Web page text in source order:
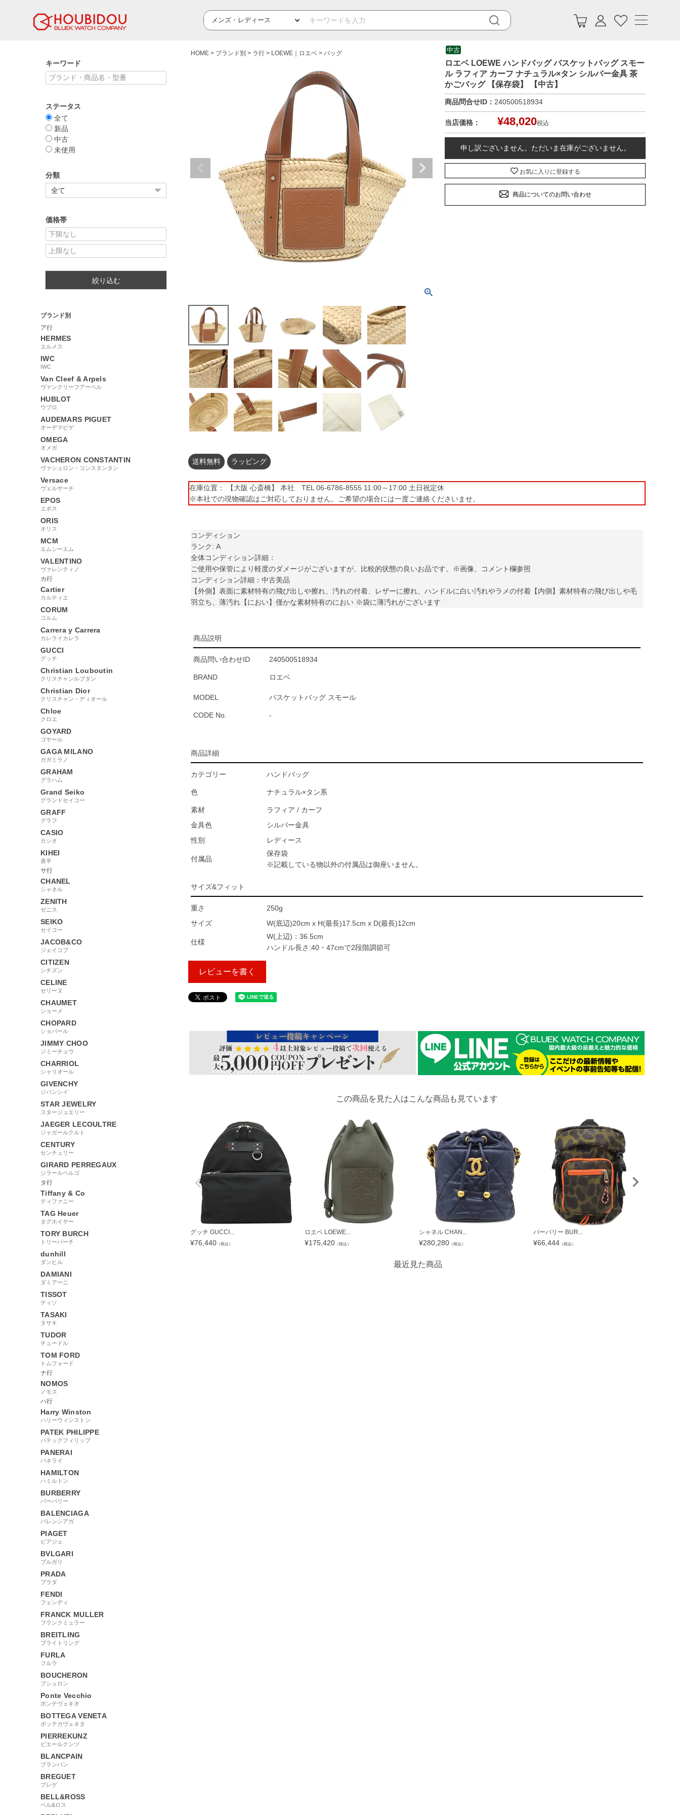
キーワード
ステータス
全て
新品
中古
未使用
分類
価格帯
絞り込む
ブランド別
ア行
HERMES
エルメス
IWC
IWC
Van Cleef & Arpels
ヴァンクリーフアーペル
HUBLOT
ウブロ
AUDEMARS PIGUET
オーデマピゲ
OMEGA
オメガ
VACHERON CONSTANTIN
ヴァシュロン・コンスタンタン
Versace
ヴェルサーチ
EPOS
エポス
ORIS
オリス
MCM
エムシーエム
VALENTINO
ヴァレンティノ
カ行
Cartier
カルティエ
CORUM
コルム
Carrera y Carrera
カレライカレラ
GUCCI
グッチ
Christian Louboutin
クリスチャンルブタン
Christian Dior
クリスチャン・ディオール
Chloe
クロエ
GOYARD
ゴヤール
GAGA MILANO
ガガミラノ
GRAHAM
グラハム
Grand Seiko
グランドセイコー
GRAFF
グラフ
CASIO
カシオ
KIHEI
喜平
サ行
CHANEL
シャネル
ZENITH
ゼニス
SEIKO
セイコー
JACOB&CO
ジェイコブ
CITIZEN
シチズン
CELINE
セリーヌ
CHAUMET
ショーメ
CHOPARD
ショパール
JIMMY CHOO
ジミーチュウ
CHARRIOL
シャリオール
GIVENCHY
ジバンシイ
STAR JEWELRY
スタージュエリー
JAEGER LECOULTRE
ジャガールクルト
CENTURY
センチュリー
GIRARD PERREGAUX
ジラールペルゴ
タ行
Tiffany & Co
ティファニー
TAG Heuer
タグホイヤー
TORY BURCH
トリーバーチ
dunhill
ダンヒル
DAMIANI
ダミアーニ
TISSOT
ティソ
TASAKI
タサキ
TUDOR
チュードル
TOM FORD
トムフォード
ナ行
NOMOS
ノモス
ハ行
Harry Winston
ハリーウィンストン
PATEK PHILIPPE
パテックフィリップ
PANERAI
パネライ
HAMILTON
ハミルトン
BURBERRY
バーバリー
BALENCIAGA
バレンシアガ
PIAGET
ピアジェ
BVLGARI
ブルガリ
PRADA
プラダ
FENDI
フェンディ
FRANCK MULLER
フランクミュラー
BREITLING
ブライトリング
FURLA
フルラ
BOUCHERON
ブシュロン
Ponte Vecchio
ポンテヴェキオ
BOTTEGA VENETA
ボッテガヴェネタ
PIERREKUNZ
ピエールクンツ
BLANCPAIN
ブランパン
BREGUET
ブレゲ
BELL&ROSS
ベル&ロス
HOME ブランド別 ラ行 LOEWE｜ロエベ バッグ 中古
ロエベ LOEWE ハンドバッグ バスケットバッグ スモー
ル ラフィア カーフ ナチュラル×タン シルバー金具 茶
かごバッグ 【保存袋】 【中古】
商品問合せID： 240500518934
当店価格： ¥48,020税込
申し訳ございません。ただいま在庫がございません。
お気に入りに登録する
商品についてのお問い合わせ
送料無料 ラッピング
在庫位置： 【大阪 心斎橋】 本社 TEL 06-6786-8555 11:00～17:00 土日祝定休
※本社での現物確認はご対応しておりません。ご希望の場合には一度ご連絡くださいませ。
コンディション
ランク: A
全体コンディション詳細：
ご使用や保管により軽度のダメージがございますが、比較的状態の良いお品です。※画像、コメント欄参照
コンディション詳細：中古美品
【外側】表面に素材特有の飛び出しや擦れ、汚れの付着、レザーに擦れ、ハンドルに白い汚れやラメの付着【内側】素材特有の飛び出しや毛
羽立ち、薄汚れ【におい】僅かな素材特有のにおい ※袋に薄汚れがございます
商品説明
商品問い合わせID 240500518934
BRAND ロエベ
MODEL バスケットバッグ スモール
CODE No. -
商品詳細
カテゴリー ハンドバッグ
色 ナチュラル×タン系
素材
ラフィア / カーフ
金具色
シルバー金具
性別
レディース
付属品
保存袋
※記載している物以外の付属品は御座いません。
サイズ&フィット
重さ
250g
サイズ
W(底辺)20cm x H(最長)17.5cm x D(最長)12cm
仕様
W(上辺)：36.5cm
ハンドル長さ:40・47cmで2段階調節可
レビューを書く
この商品を見た人はこんな商品も見ています
グッチ GUCCI...
¥76,440 （税込）
ロエベ LOEWE...
¥175,420 （税込）
シャネル CHAN...
¥280,280 （税込）
バーバリー BUR...
¥66,444 （税込）
最近見た商品